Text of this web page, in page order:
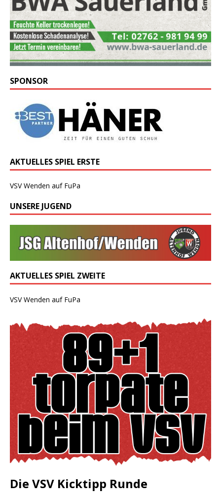
SPONSOR
AKTUELLES SPIEL ERSTE
VSV Wenden auf FuPa
UNSERE JUGEND
AKTUELLES SPIEL ZWEITE
VSV Wenden auf FuPa
Die VSV Kicktipp Runde